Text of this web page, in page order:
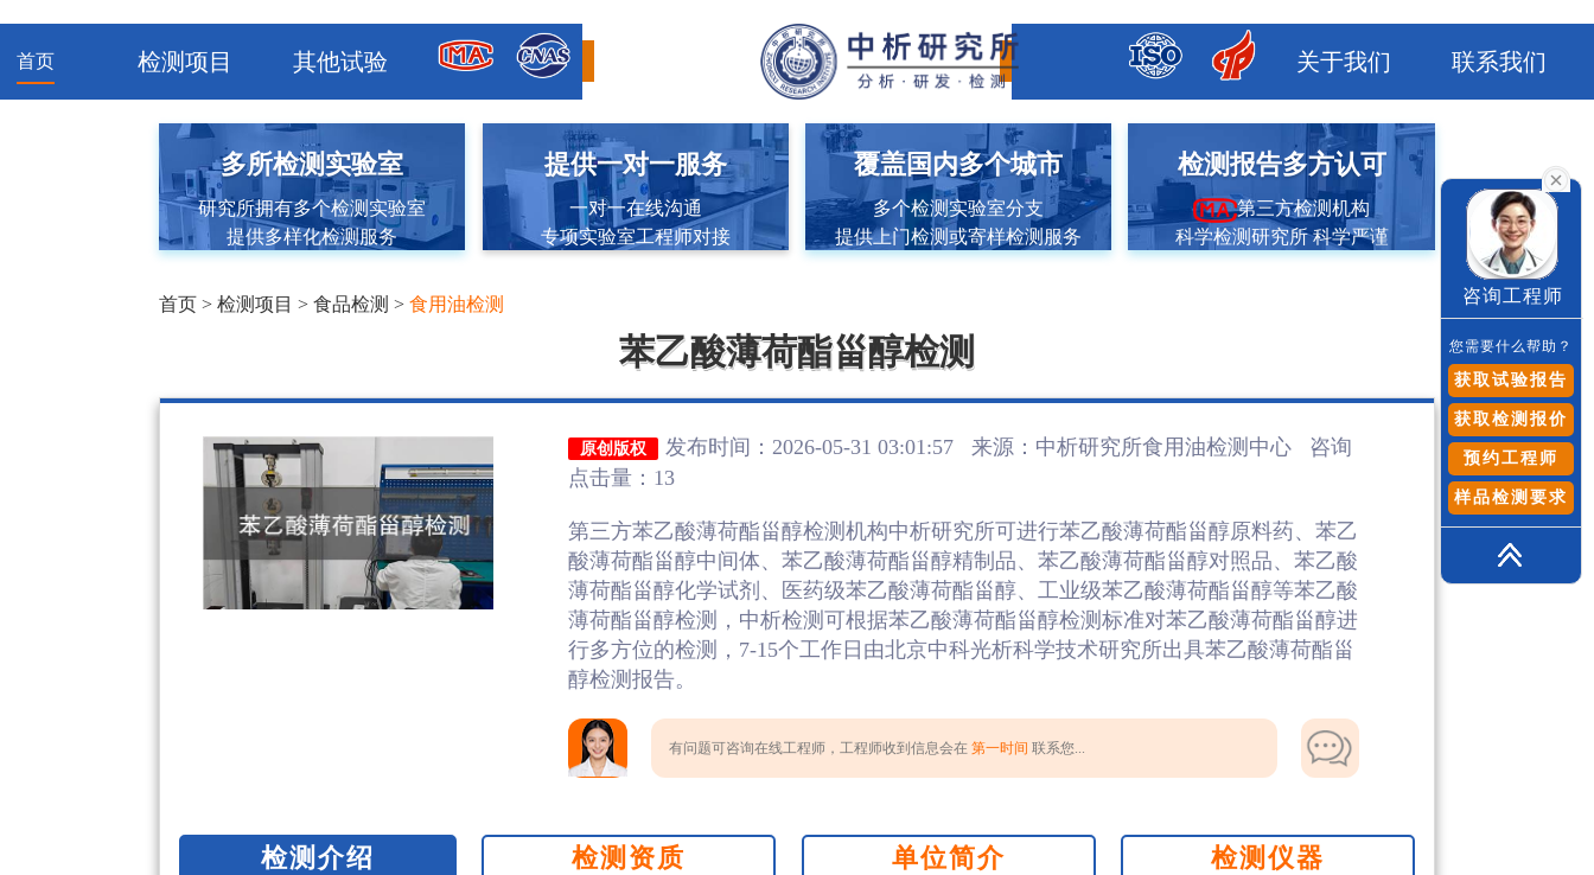
首页 检测项目 其他试验 关于我们 联系我们
多所检测实验室
研究所拥有多个检测实验室
提供多样化检测服务
提供一对一服务
一对一在线沟通
专项实验室工程师对接
覆盖国内多个城市
多个检测实验室分支
提供上门检测或寄样检测服务
检测报告多方认可
第三方检测机构
科学检测研究所 科学严谨
首页 >检测项目 >食品检测 >食用油检测
苯乙酸薄荷酯甾醇检测
原创版权 发布时间：2026-05-31 03:01:57 来源： 中析研究所食用油检测 中心 咨询
点击量：13
第三方苯乙酸薄荷酯甾醇检测机构中析研究所可进行苯乙酸薄荷酯甾醇原料药、苯乙
酸薄荷酯甾醇中间体、苯乙酸薄荷酯甾醇精制品、苯乙酸薄荷酯甾醇对照品、苯乙酸
薄荷酯甾醇化学试剂、医药级苯乙酸薄荷酯甾醇、工业级苯乙酸薄荷酯甾醇等苯乙酸
薄荷酯甾醇检测，中析检测可根据苯乙酸薄荷酯甾醇检测标准对苯乙酸薄荷酯甾醇进
行多方位的检测，7-15个工作日由北京中科光析科学技术研究所出具苯乙酸薄荷酯甾
醇检测报告。
有问题可咨询在线工程师，工程师收到信息会在 第一时间 联系您...
检测介绍 检测资质 单位简介 检测仪器
咨询工程师
您需要什么帮助？
获取试验报告
获取检测报价
预约工程师
样品检测要求